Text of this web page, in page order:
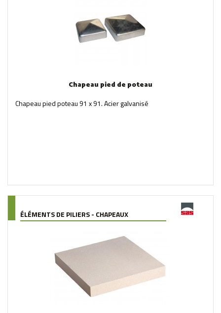
Chapeau pied de poteau
Chapeau pied poteau 91 x 91. Acier galvanisé
ÉLÉMENTS DE PILIERS - CHAPEAUX